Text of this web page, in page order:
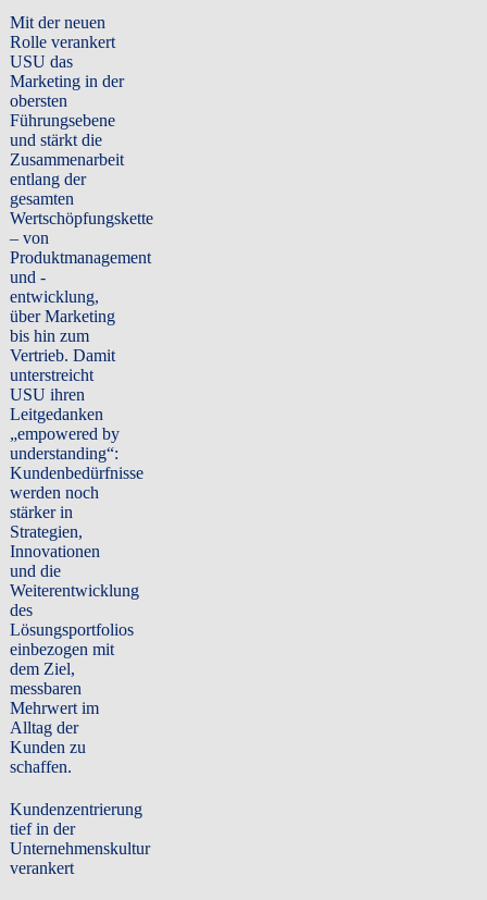
Mit der neuen
Rolle verankert
USU das
Marketing in der
obersten
Führungsebene
und stärkt die
Zusammenarbeit
entlang der
gesamten
Wertschöpfungskette
– von
Produktmanagement
und -
entwicklung,
über Marketing
bis hin zum
Vertrieb. Damit
unterstreicht
USU ihren
Leitgedanken
„empowered by
understanding“:
Kundenbedürfnisse
werden noch
stärker in
Strategien,
Innovationen
und die
Weiterentwicklung
des
Lösungsportfolios
einbezogen mit
dem Ziel,
messbaren
Mehrwert im
Alltag der
Kunden zu
schaffen.
Kundenzentrierung
tief in der
Unternehmenskultur
verankert